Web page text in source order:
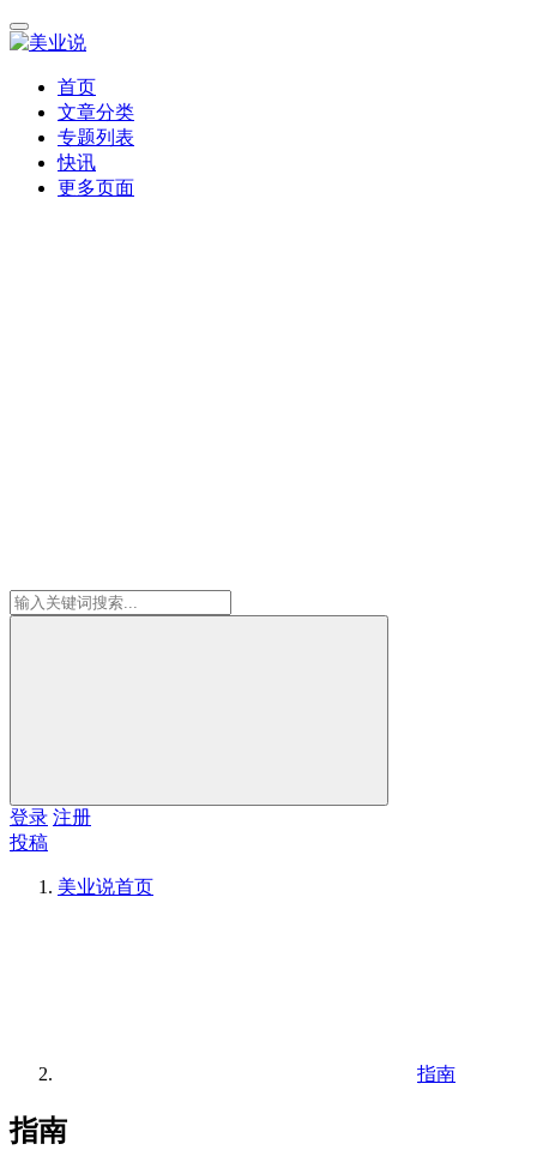
首页
文章分类
专题列表
快讯
更多页面
登录 注册
投稿
美业说首页
指南
指南